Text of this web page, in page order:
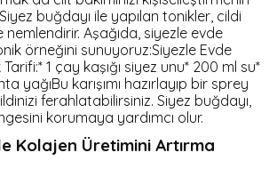
buğdayı ile yapılan tonikler, cildi
Aşağıda, siyezle evde
örneğini sunuyoruz:Siyezle Evde
1 çay kaşığı siyez unu* 200 ml su*
yağıBu karışımı hazırlayıp bir sprey
ferahlatabilirsiniz. Siyez buğdayı,
korumaya yardımcı olur.
Kolajen Üretimini Artırma